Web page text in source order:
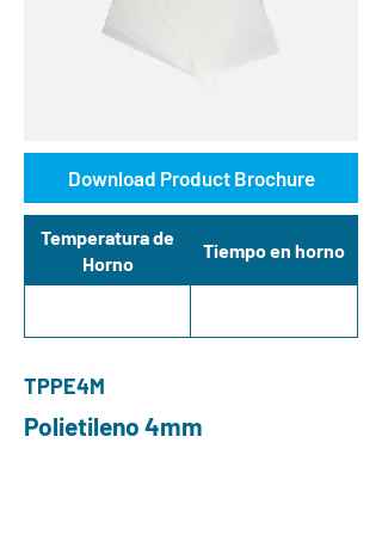
Download Product Brochure
Temperatura de
Horno
Tiempo en horno
TPPE4M
Polietileno 4mm